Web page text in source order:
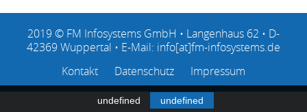
2019 © FM Infosystems GmbH • Langenhaus 62 • D-
42369 Wuppertal • E-Mail: info[at]fm-infosystems.de
Kontakt
Datenschutz Impressum
undefined undefined